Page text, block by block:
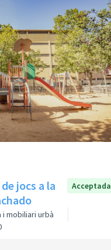
jocs a la
Acceptada
i mobiliari urbà